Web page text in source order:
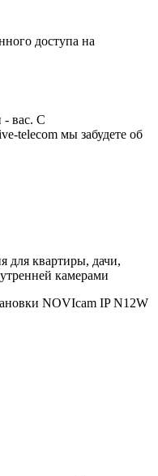
доступа на
- вас. С
telecom мы забудете об
для квартиры, дачи,
камерами
NOVIcam IP N12W